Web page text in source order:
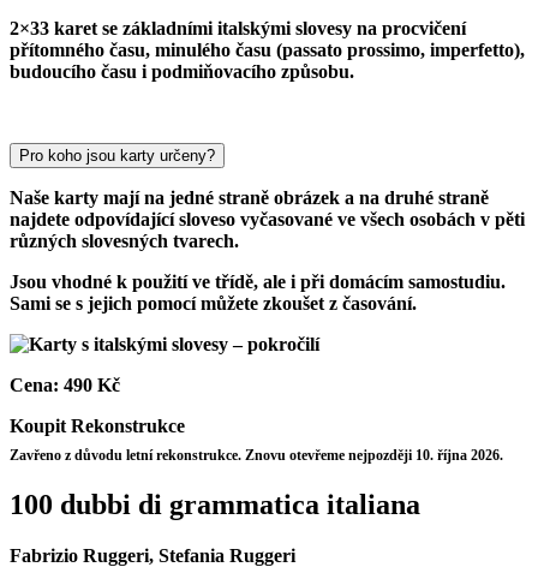
2×33 karet se základními italskými slovesy na procvičení
přítomného času, minulého času (passato prossimo, imperfetto),
budoucího času i podmiňovacího způsobu.
Pro koho jsou karty určeny?
Naše karty mají na jedné straně obrázek a na druhé straně
najdete odpovídající sloveso vyčasované ve všech osobách v pěti
různých slovesných tvarech.
Jsou vhodné k použití ve třídě, ale i při domácím samostudiu.
Sami se s jejich pomocí můžete zkoušet z časování.
Cena: 490 Kč
Koupit Rekonstrukce
Zavřeno z důvodu letní rekonstrukce. Znovu otevřeme nejpozději 10. října 2026.
100 dubbi di grammatica italiana
Fabrizio Ruggeri, Stefania Ruggeri